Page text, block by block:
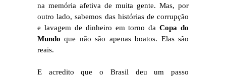
na memória afetiva de muita gente. Mas, por
outro lado, sabemos das histórias de corrupção
e lavagem de dinheiro em torno daCopa do
Mundoque não são apenas boatos. Elas são
reais.
E acredito que o Brasil deu um passo